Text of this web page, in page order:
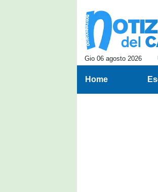
Gio 06 agosto 2026
Home